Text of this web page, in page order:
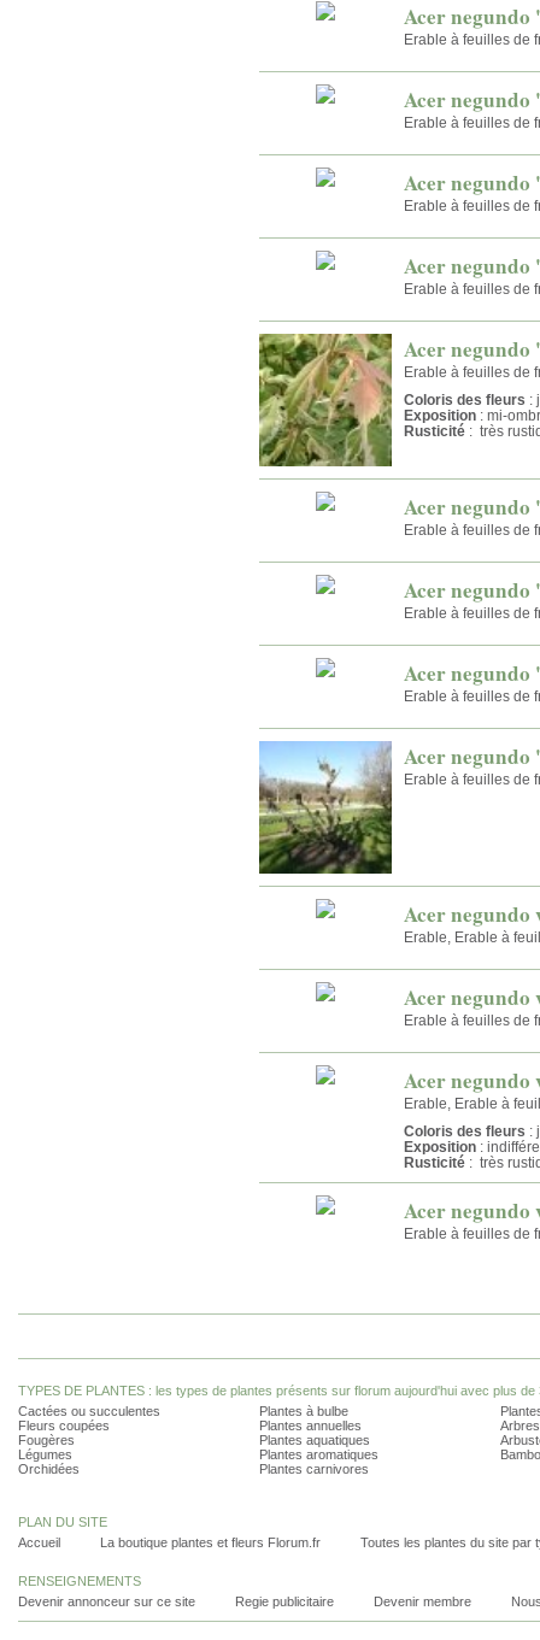
Acer
Erable à feuilles de
Acer
Erable à feuilles de
Acer negundo
Erable à feuilles de
Acer
Erable à feuilles de
Acer
Erable à feuilles de
Coloris des fleurs :
Exposition : mi-
Rusticité : très
Acer
Erable à feuilles de
Acer negundo
Erable à feuilles de
Acer
Erable à feuilles de
Acer
Erable à feuilles de
Acer
Erable, Erable à
Acer negundo
Erable à feuilles de
Acer
Erable, Erable à
Coloris des fleurs :
Exposition :
Rusticité : très
Acer negundo
Erable à feuilles de
TYPES DE PLANTES : les types de plantes présents sur florum aujourd'hui avec plus de
Cactées ou succulentes
Fleurs coupées
Fougères
Légumes
Orchidées
Plantes à bulbe
Plantes annuelles
Plantes aquatiques
Plantes aromatiques
Plantes carnivores
PLAN DU SITE
Accueil
La boutique plantes et fleurs Florum.fr Toutes les plantes du site par
RENSEIGNEMENTS
Devenir annonceur sur ce site
Regie publicitaire Devenir membre